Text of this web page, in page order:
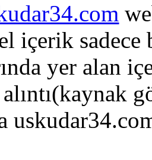
içerik sadece
yer alan